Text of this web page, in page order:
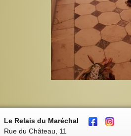
Le Relais du Maréchal
Rue du Château, 11